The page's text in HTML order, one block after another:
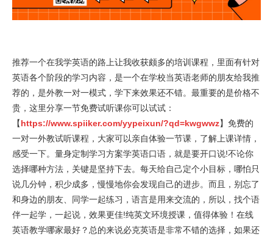
推荐一个在我学英语的路上让我收获颇多的培训课程，里面有针对
英语各个阶段的学习内容，是一个在学校当英语老师的朋友给我推
荐的，是外教一对一模式，学下来效果还不错。最重要的是价格不
贵，这里分享一节免费试听课你可以试试：
【https://www.spiiker.com/yypeixun/?qd=kwgwwz】免费的
一对一外教试听课程，大家可以亲自体验一节课，了解上课详情，
感受一下。量身定制学习方案学英语口语，就是要开口说!不论你
选择哪种方法，关键是坚持下去。每天给自己定个小目标，哪怕只
说几分钟，积少成多，慢慢地你会发现自己的进步。而且，别忘了
和身边的朋友、同学一起练习，语言是用来交流的，所以，找个语
伴一起学，一起说，效果更佳!纯英文环境授课，值得体验！在线
英语教学哪家最好？总的来说必克英语是非常不错的选择，如果还